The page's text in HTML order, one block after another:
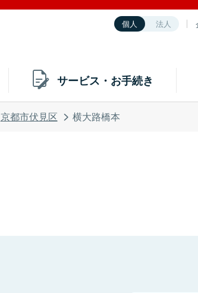
個人 法人
サービス・お手続き
京都市伏見区 横大路橋本